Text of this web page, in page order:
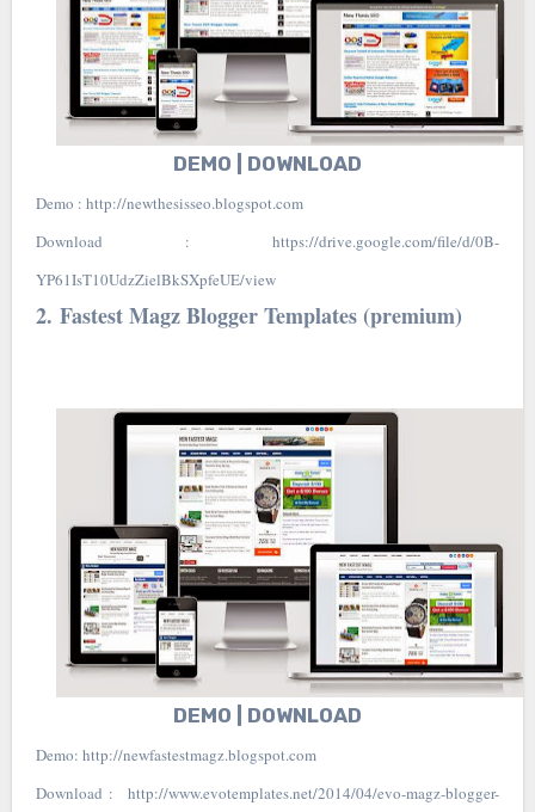
DEMO | DOWNLOAD
Demo : http://newthesisseo.blogspot.com
Download : https://drive.google.com/file/d/0B-
YP61IsT10UdzZielBkSXpfeUE/view
2. Fastest Magz Blogger Templates (premium)
DEMO | DOWNLOAD
Demo: http://newfastestmagz.blogspot.com
Download : http://www.evotemplates.net/2014/04/evo-magz-blogger-